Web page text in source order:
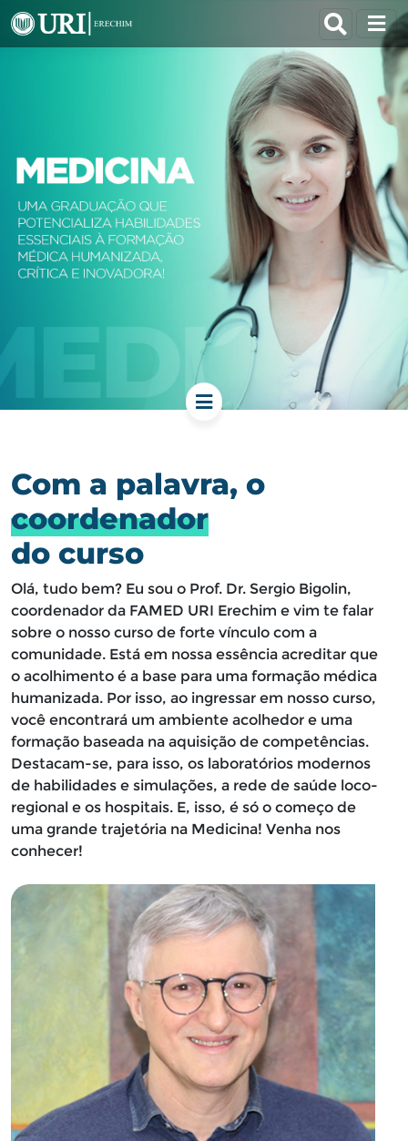
Com a palavra, o
coordenador
do curso
Olá, tudo bem? Eu sou o Prof. Dr. Sergio Bigolin,
coordenador da FAMED URI Erechim e vim te falar
sobre o nosso curso de forte vínculo com a
comunidade. Está em nossa essência acreditar que
o acolhimento é a base para uma formação médica
humanizada. Por isso, ao ingressar em nosso curso,
você encontrará um ambiente acolhedor e uma
formação baseada na aquisição de competências.
Destacam-se, para isso, os laboratórios modernos
de habilidades e simulações, a rede de saúde loco-
regional e os hospitais. E, isso, é só o começo de
uma grande trajetória na Medicina! Venha nos
conhecer!